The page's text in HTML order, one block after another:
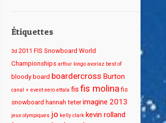
Étiquettes
3d 2011 FIS Snowboard World
Championships arthur longo avoriaz best of
bloody board boardercross Burton
canal + event eero ettala fis fis molina fis
snowboard hannah teter imagine 2013
jeux olympiques jo kelly clark kevin rolland